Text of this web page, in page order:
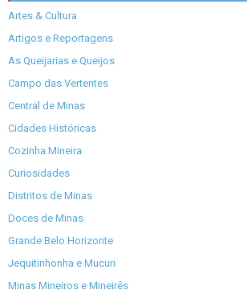
Artes & Cultura
Artigos e Reportagens
As Queijarias e Queijos
Campo das Vertentes
Central de Minas
Cidades Históricas
Cozinha Mineira
Curiosidades
Distritos de Minas
Doces de Minas
Grande Belo Horizonte
Jequitinhonha e Mucuri
Minas Mineiros e Mineirês